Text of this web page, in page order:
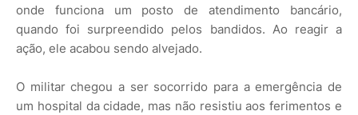
onde funciona um posto de atendimento bancário,
quando foi surpreendido pelos bandidos. Ao reagir a
ação, ele acabou sendo alvejado.
O militar chegou a ser socorrido para a emergência de
um hospital da cidade, mas não resistiu aos ferimentos e